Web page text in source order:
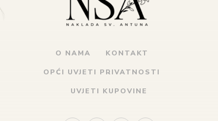
O NAMA KONTAKT
OPĆI UVJETI PRIVATNOSTI
UVJETI KUPOVINE